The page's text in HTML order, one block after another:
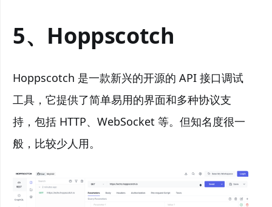
5、Hoppscotch
Hoppscotch 是一款新兴的开源的 API 接口调试
工具，它提供了简单易用的界面和多种协议支
持，包括 HTTP、WebSocket 等。但知名度很一
般，比较少人用。